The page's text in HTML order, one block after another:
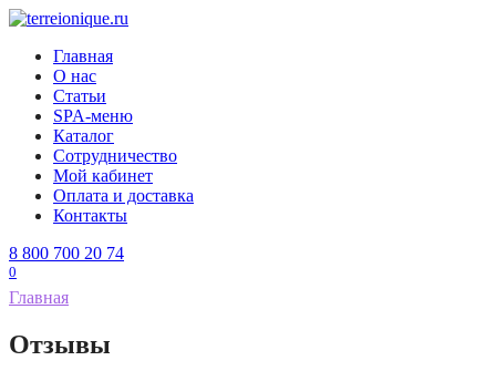
Перейти
содержанию
Главная
О нас
Статьи
SPA-меню
Каталог
Сотрудничество
Мой кабинет
Оплата и доставка
Контакты
8 800 700 20 74
0
Главная
Отзывы